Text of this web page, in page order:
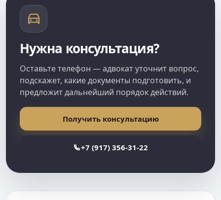
Нужна консультация?
Оставьте телефон — адвокат уточнит вопрос,
подскажет, какие документы подготовить, и
предложит дальнейший порядок действий.
Получить консультацию
+7 (917) 356-31-22